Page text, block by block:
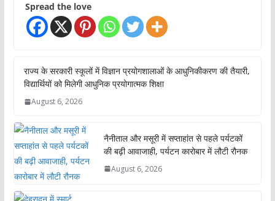
Spread the love
राज्य के सरकारी स्कूलों में विज्ञान प्रयोगशालाओं के आधुनिकीकरण की तैयारी,
विद्यार्थियों को मिलेगी आधुनिक प्रयोगात्मक शिक्षा
August 6, 2026
नैनीताल और मसूरी में सप्ताहांत से पहले पर्यटकों
की बढ़ी आवाजाही, पर्यटन कारोबार में लौटी रौनक
August 6, 2026